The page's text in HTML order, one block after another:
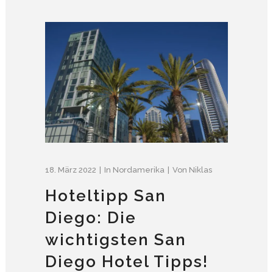
18. März 2022 In Nordamerika Von Niklas
Hoteltipp San
Diego: Die
wichtigsten San
Diego Hotel Tipps!